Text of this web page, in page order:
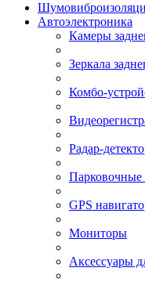
Автоэлектроника
Камеры
Зеркала
Комбо-
Радар-
Парковочные
GPS
Мониторы
Аксессуары